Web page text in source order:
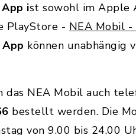
ist sowohl im Apple
PlayStore - NEA Mobil -
können unabhängig
das NEA Mobil auch
bestellt werden. Die
von 9.00 bis 24.00